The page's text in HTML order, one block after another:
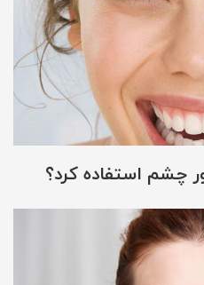
چشم استفاده کرد؟